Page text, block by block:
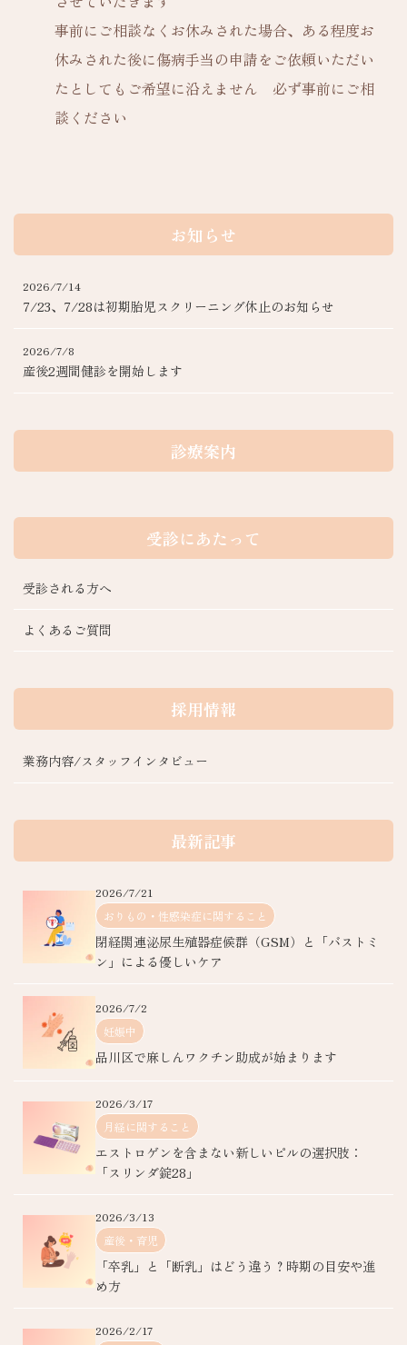
事前にご相談なくお休みされた場合、ある程度お
休みされた後に傷病手当の申請をご依頼いただい
たとしてもご希望に沿えません 必ず事前にご相
談ください
お知らせ
2026/7/14
7/23、7/28は初期胎児スクリーニング休止のお知らせ
2026/7/8
産後2週間健診を開始します
診療案内
受診にあたって
受診される方へ
よくあるご質問
採用情報
業務内容/スタッフインタビュー
最新記事
2026/7/21
おりもの・性感染症に関すること
閉経関連泌尿生殖器症候群（GSM）と「バストミ
ン」による優しいケア
2026/7/2
妊娠中
品川区で麻しんワクチン助成が始まります
2026/3/17
月経に関すること
エストロゲンを含まない新しいピルの選択肢：
「スリンダ錠28」
2026/3/13
産後・育児
「卒乳」と「断乳」はどう違う？時期の目安や進
め方
2026/2/17